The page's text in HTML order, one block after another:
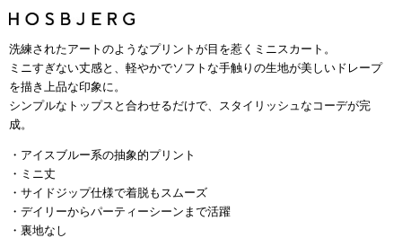
洗練されたアートのようなプリントが目を惹くミニスカート。
ミニすぎない丈感と、軽やかでソフトな手触りの生地が美しいドレープ
を描き上品な印象に。
シンプルなトップスと合わせるだけで、スタイリッシュなコーデが完
成。
・アイスブルー系の抽象的プリント
・ミニ丈
・サイドジップ仕様で着脱もスムーズ
・デイリーからパーティーシーンまで活躍
・裏地なし